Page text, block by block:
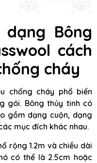
Bông
cách
cháy
chống cháy phổ biến
gói. Bông thủy tinh có
gồm dạng cuộn, dạng
mục đích khác nhau.
rộng 1.2m và chiều dài
có thể là 2.5cm hoặc